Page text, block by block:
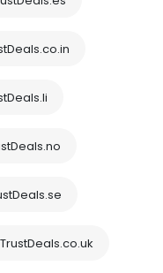
TrustDeals.co.uk